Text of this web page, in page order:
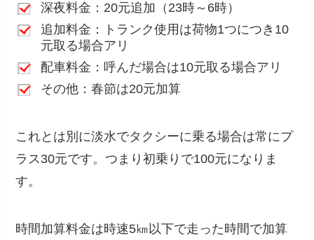
深夜料金：20元追加（23時～6時）
追加料金：トランク使用は荷物1つにつき10
元取る場合アリ
配車料金：呼んだ場合は10元取る場合アリ
その他：春節は20元加算
これとは別に淡水でタクシーに乗る場合は常にプ
ラス30元です。つまり初乗りで100元になりま
す。
時間加算料金は時速5㎞以下で走った時間で加算